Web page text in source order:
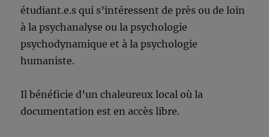
étudiant.e.s qui s’intéressent de près ou de loin
à la psychanalyse ou la psychologie
psychodynamique et à la psychologie
humaniste.
Il bénéficie d’un chaleureux local où la
documentation est en accès libre.